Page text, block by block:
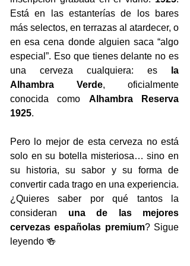
Está en las estanterías de los bares
más selectos, en terrazas al atardecer, o
en esa cena donde alguien saca “algo
especial”. Eso que tienes delante no es
una cerveza cualquiera: es
la
Alhambra Verde, oficialmente
conocida como Alhambra Reserva
1925.
Pero lo mejor de esta cerveza no está
solo en su botella misteriosa… sino en
su historia, su sabor y su forma de
convertir cada trago en una experiencia.
¿Quieres saber por qué tantos la
consideran una de las mejores
cervezas españolas premium? Sigue
leyendo 🍻